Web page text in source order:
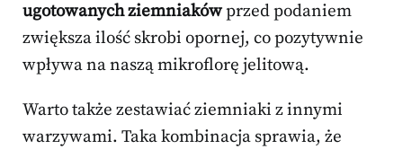
ugotowanych ziemniakówprzed podaniem
zwiększa ilość skrobi opornej, co pozytywnie
wpływa na naszą mikroflorę jelitową.
Warto także zestawiać ziemniaki z innymi
warzywami. Taka kombinacja sprawia, że